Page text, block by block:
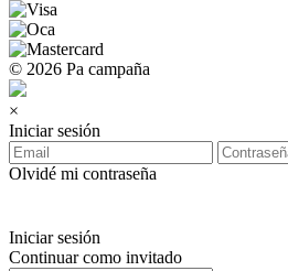
© 2026 Pa campaña
×
Iniciar sesión
Olvidé mi contraseña
Iniciar sesión
Continuar como invitado